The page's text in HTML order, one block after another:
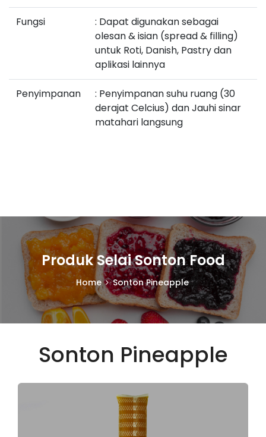
Fungsi
: Dapat digunakan sebagai
olesan & isian (spread & filling)
untuk Roti, Danish, Pastry dan
aplikasi lainnya
Penyimpanan
: Penyimpanan suhu ruang (30
derajat Celcius) dan Jauhi sinar
matahari langsung
Produk Selai Sonton Food
Home Sonton Pineapple
Sonton Pineapple